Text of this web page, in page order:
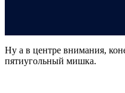
Ну а в центре внимания,
пятиугольный мишка.